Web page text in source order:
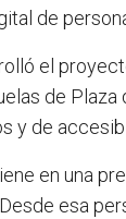
de
el
de
y de
en una
esa